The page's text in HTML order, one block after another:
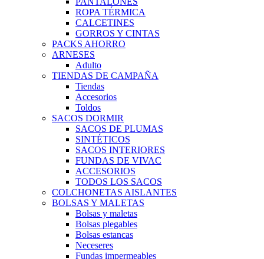
ROPA TÉRMICA
CALCETINES
GORROS Y CINTAS
PACKS AHORRO
ARNESES
Adulto
TIENDAS DE CAMPAÑA
Tiendas
Accesorios
Toldos
SACOS DORMIR
SACOS DE PLUMAS
SINTÉTICOS
SACOS INTERIORES
FUNDAS DE VIVAC
ACCESORIOS
TODOS LOS SACOS
COLCHONETAS AISLANTES
BOLSAS Y MALETAS
Bolsas y maletas
Bolsas plegables
Bolsas estancas
Neceseres
Fundas impermeables